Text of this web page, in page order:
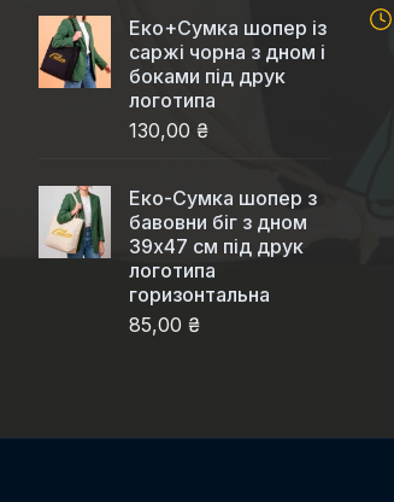
Еко+Сумка шопер із
саржі чорна з дном і
боками під друк
логотипа
130,00 ₴
Еко-Сумка шопер з
бавовни біг з дном
39x47 см під друк
логотипа
горизонтальна
85,00 ₴